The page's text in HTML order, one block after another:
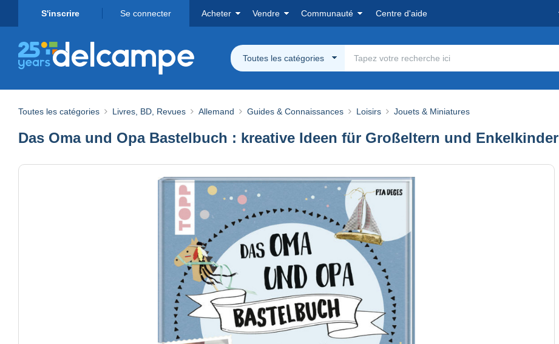
S'inscrire Se connecter Acheter Vendre Communauté Centre d'aide
Toutes les catégories
Toutes les catégories Livres, BD, Revues Allemand Guides & Connaissances Loisirs Jouets & Miniatures
Das Oma und Opa Bastelbuch : kreative Ideen für Großeltern und Enkelkinder